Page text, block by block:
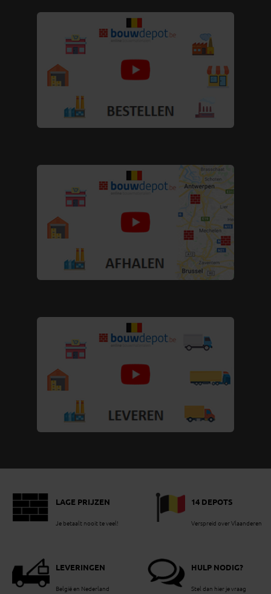
LAGE PRIJZEN
Je betaalt nooit te veel!
14 DEPOTS
Verspreid over Vlaanderen
LEVERINGEN
België en Nederland
HULP NODIG?
Stel dan hier je vraag